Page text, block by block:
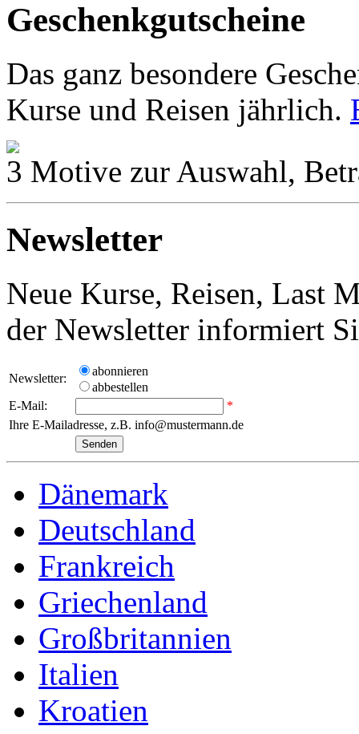
Geschenkgutscheine
Das ganz besondere
Kurse und Reisen jährlich.
3 Motive zur Auswahl,
Newsletter
Neue Kurse, Reisen, Last
der Newsletter informiert
Newsletter:
abonnieren
abbestellen
E-Mail:
*
Ihre E-Mailadresse, z.B. info@mustermann.de
Dänemark
Deutschland
Frankreich
Griechenland
Großbritannien
Italien
Kroatien